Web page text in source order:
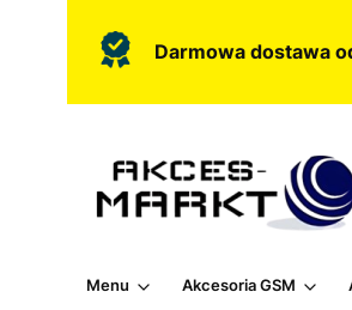
Darmowa dostawa
Menu Akcesoria GSM